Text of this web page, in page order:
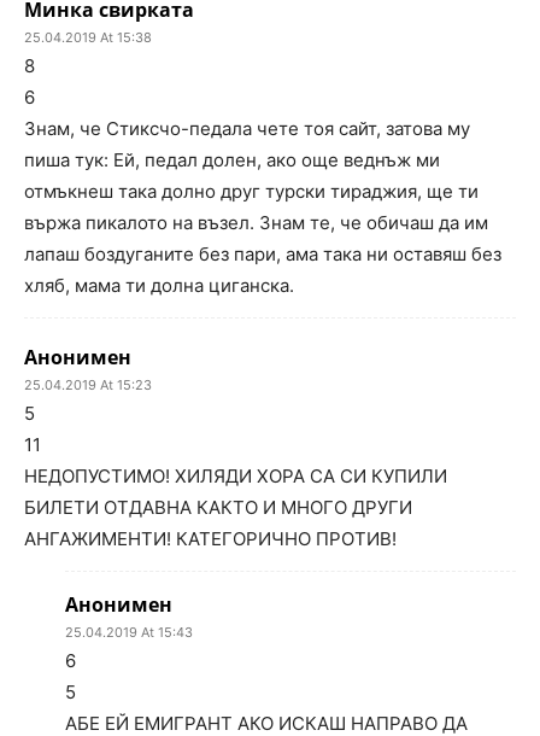
Минка свирката
25.04.2019 At 15:38
8
6
Знам, че Стиксчо-педала чете тоя сайт, затова му
пиша тук: Ей, педал долен, ако още веднъж ми
отмъкнеш така долно друг турски тираджия, ще ти
вържа пикалото на възел. Знам те, че обичаш да им
лапаш боздуганите без пари, ама така ни оставяш без
хляб, мама ти долна циганска.
Анонимен
25.04.2019 At 15:23
5
11
НЕДОПУСТИМО! ХИЛЯДИ ХОРА СА СИ КУПИЛИ
БИЛЕТИ ОТДАВНА КАКТО И МНОГО ДРУГИ
АНГАЖИМЕНТИ! КАТЕГОРИЧНО ПРОТИВ!
Анонимен
25.04.2019 At 15:43
6
5
АБЕ ЕЙ ЕМИГРАНТ АКО ИСКАШ НАПРАВО ДА